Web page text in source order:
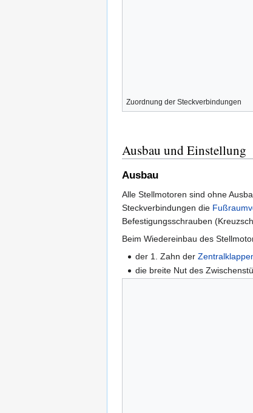
Zuordnung der Steckverbindungen
Ausbau und Einstellung
Ausbau
Alle Stellmotoren sind ohne
Steckverbindungen die
Befestigungsschrauben
Beim Wiedereinbau des
der 1. Zahn der
die breite Nut des